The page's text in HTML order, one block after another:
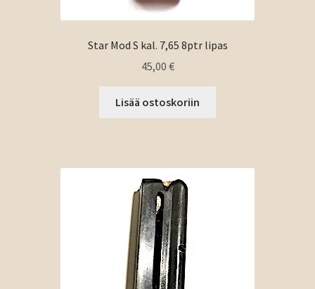
Star Mod S kal. 7,65 8ptr lipas
45,00 €
Lisää ostoskoriin